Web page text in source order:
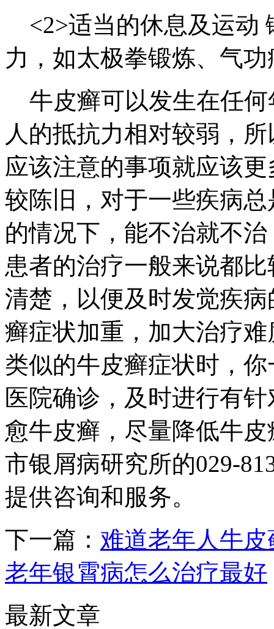
<2>适当的休息及运动
力，如太极拳锻炼、气
牛皮癣可以发生在任何
人的抵抗力相对较弱，
应该注意的事项就应该
较陈旧，对于一些疾病
的情况下，能不治就不
患者的治疗一般来说都
清楚，以便及时发觉疾
癣症状加重，加大治疗
类似的牛皮癣症状时，
医院确诊，及时进行有
愈牛皮癣，尽量降低牛
市银屑病研究所的029-
提供咨询和服务。
下一篇： 难道老年人牛
老年银霄病怎么治疗最好
最新文章